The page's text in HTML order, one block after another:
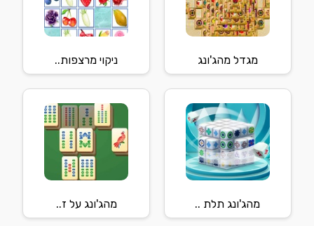
מגדל מהג'ונג ניקוי מרצפות..
מהג'ונג תלת .. מהג'ונג על ז..